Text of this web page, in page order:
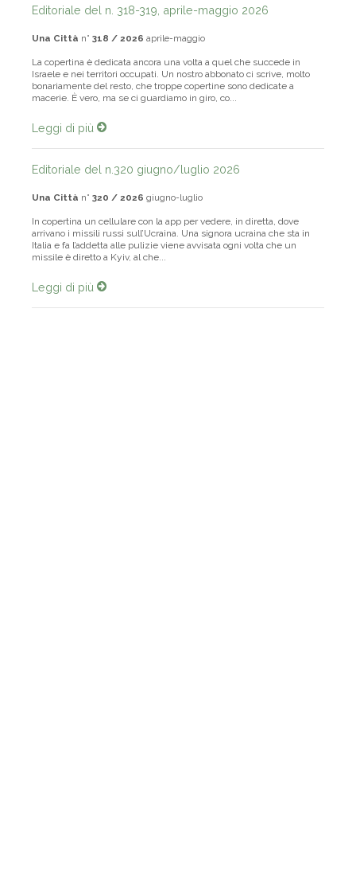
Editoriale del n. 318-319, aprile-maggio 2026
Una Città n° 318 / 2026 aprile-maggio
La copertina è dedicata ancora una volta a quel che succede in
Israele e nei territori occupati. Un nostro abbonato ci scrive, molto
bonariamente del resto, che troppe copertine sono dedicate a
macerie. È vero, ma se ci guardiamo in giro, co...
Leggi di più
Editoriale del n.320 giugno/luglio 2026
Una Città n° 320 / 2026 giugno-luglio
In copertina un cellulare con la app per vedere, in diretta, dove
arrivano i missili russi sull’Ucraina. Una signora ucraina che sta in
Italia e fa l’addetta alle pulizie viene avvisata ogni volta che un
missile è diretto a Kyiv, al che...
Leggi di più